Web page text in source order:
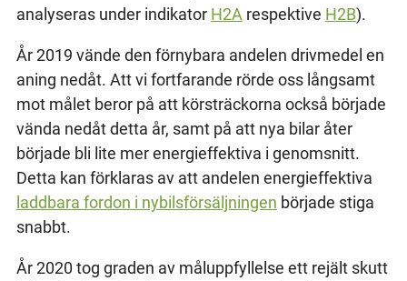
analyseras under indikator H2A respektive H2B).
År 2019 vände den förnybara andelen drivmedel en
aning nedåt. Att vi fortfarande rörde oss långsamt
mot målet beror på att körsträckorna också började
vända nedåt detta år, samt på att nya bilar åter
började bli lite mer energieffektiva i genomsnitt.
Detta kan förklaras av att andelen energieffektiva
laddbara fordon i nybilsförsäljningen började stiga
snabbt.
År 2020 tog graden av måluppfyllelse ett rejält skutt